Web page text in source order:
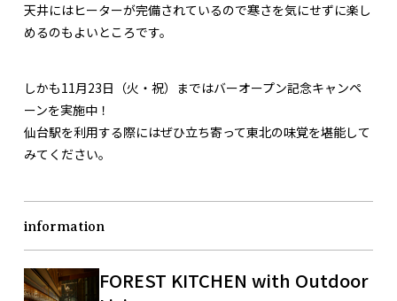
天井にはヒーターが完備されているので寒さを気にせずに楽し
めるのもよいところです。
しかも11月23日（火・祝）まではバーオープン記念キャンペ
ーンを実施中！
仙台駅を利用する際にはぜひ立ち寄って東北の味覚を堪能して
みてください。
information
FOREST KITCHEN with Outdoor